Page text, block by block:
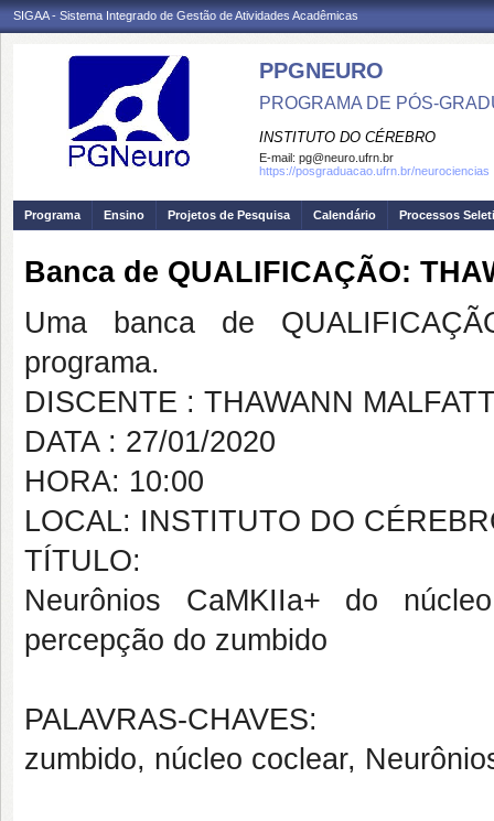
SIGAA - Sistema Integrado de Gestão de Atividades Acadêmicas
PPGNEURO
PROGRAMA DE PÓS-
INSTITUTO DO CÉREBRO
E-mail: pg@neuro.ufrn.br
https://posgraduacao.ufrn.br/neurociencias
Programa Ensino Projetos de Pesquisa Calendário Processos
Banca de QUALIFICAÇÃO:
Uma banca de
programa.
DISCENTE : THAWANN
DATA : 27/01/2020
HORA: 10:00
LOCAL: INSTITUTO DO
TÍTULO:
Neurônios CaMKIIa+ do
percepção do zumbido
PALAVRAS-CHAVES:
zumbido, núcleo coclear,